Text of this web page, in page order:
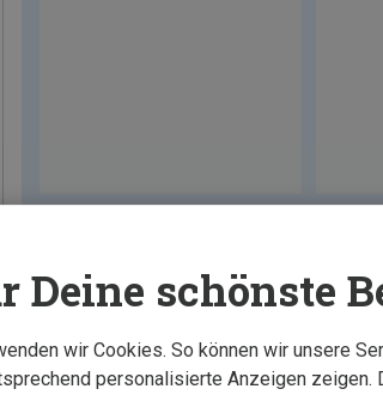
Deine schönste
wir Cookies. So können wir unsere
personalisierte Anzeigen